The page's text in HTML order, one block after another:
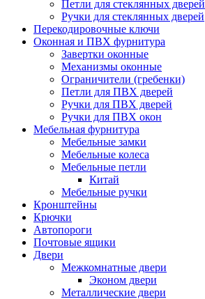
Петли для стеклянных дверей
Ручки для стеклянных дверей
Перекодировочные ключи
Оконная и ПВХ фурнитура
Завертки оконные
Механизмы оконные
Ограничители (гребенки)
Петли для ПВХ дверей
Ручки для ПВХ дверей
Ручки для ПВХ окон
Мебельная фурнитура
Мебельные замки
Мебельные колеса
Мебельные петли
Китай
Мебельные ручки
Кронштейны
Крючки
Автопороги
Почтовые ящики
Двери
Межкомнатные двери
Эконом двери
Металлические двери